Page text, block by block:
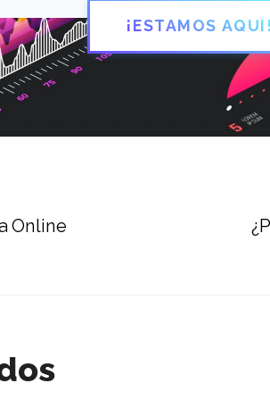
¡ESTAMOS AQUÍ!
Online